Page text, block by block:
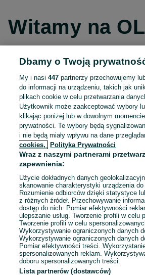
Witamy na
Kontynuuj przez
Kontynuuj przez
Kontynuuj przez
LUB
E-mail
Hasło
Dbamy o Twoją
My i nasi447 partnerzy przechowujemy
do informacji na urządzeniu, takich jak
plikach cookie w celu przetwarzania
Użytkownik może zaakceptować wybory
klikając poniżej lub w dowolnym
prywatności. Te wybory będą
i nie będą miały wpływu na dane
cookies,
Polityka Prywatności
Wraz z naszymi partnerami
zapewnienia:
Użycie dokładnych danych
skanowanie charakterystyki urządzenia do
Rozumienie odbiorców dzięki statystyce
z różnych źródeł. Przechowywanie
dostęp do nich. Pomiar efektywności
ulepszanie usług. Tworzenie profili w celu
Tworzenie profili w celu
Wykorzystywanie ograniczonych danych
Wykorzystywanie ograniczonych danych
Pomiar efektywności treści.
spersonalizowanych reklam.
doboru spersonalizowanych treści.
Lista partnerów (dostawców)